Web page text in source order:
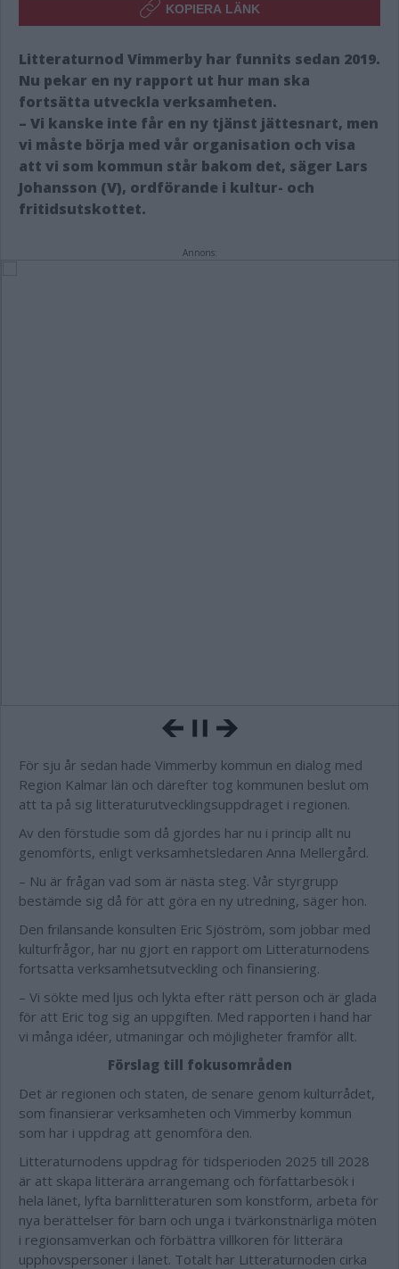
KOPIERA LÄNK
Litteraturnod Vimmerby har funnits sedan 2019.
Nu pekar en ny rapport ut hur man ska
fortsätta utveckla verksamheten.
– Vi kanske inte får en ny tjänst jättesnart, men
vi måste börja med vår organisation och visa
att vi som kommun står bakom det, säger Lars
Johansson (V), ordförande i kultur- och
fritidsutskottet.
Annons:
För sju år sedan hade Vimmerby kommun en dialog med
Region Kalmar län och därefter tog kommunen beslut om
att ta på sig litteraturutvecklingsuppdraget i regionen.
Av den förstudie som då gjordes har nu i princip allt nu
genomförts, enligt verksamhetsledaren Anna Mellergård.
– Nu är frågan vad som är nästa steg. Vår styrgrupp
bestämde sig då för att göra en ny utredning, säger hon.
Den frilansande konsulten Eric Sjöström, som jobbar med
kulturfrågor, har nu gjort en rapport om Litteraturnodens
fortsatta verksamhetsutveckling och finansiering.
– Vi sökte med ljus och lykta efter rätt person och är glada
för att Eric tog sig an uppgiften. Med rapporten i hand har
vi många idéer, utmaningar och möjligheter framför allt.
Förslag till fokusområden
Det är regionen och staten, de senare genom kulturrådet,
som finansierar verksamheten och Vimmerby kommun
som har i uppdrag att genomföra den.
Litteraturnodens uppdrag för tidsperioden 2025 till 2028
är att skapa litterära arrangemang och författarbesök i
hela länet, lyfta barnlitteraturen som konstform, arbeta för
nya berättelser för barn och unga i tvärkonstnärliga möten
i regionsamverkan och förbättra villkoren för litterära
upphovspersoner i länet. Totalt har Litteraturnoden cirka